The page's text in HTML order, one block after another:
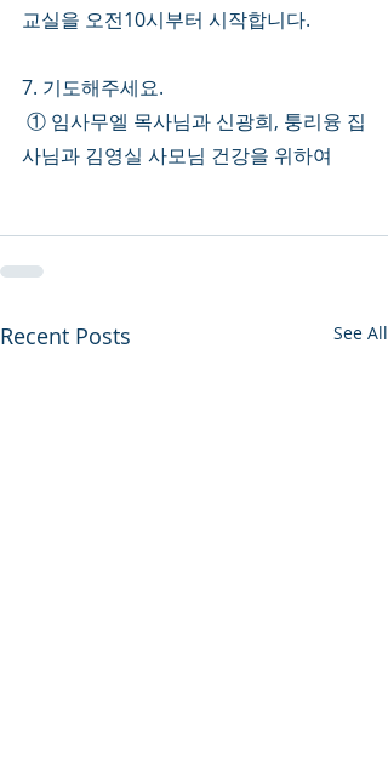
교실을 오전10시부터 시작합니다.
7. 기도해주세요.
사님과 김영실 사모님 건강을 위하여
Recent Posts See All